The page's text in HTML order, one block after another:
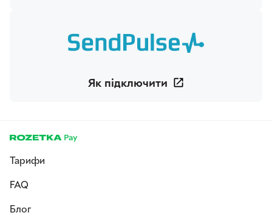
Як підключити
Тарифи
FAQ
Блог